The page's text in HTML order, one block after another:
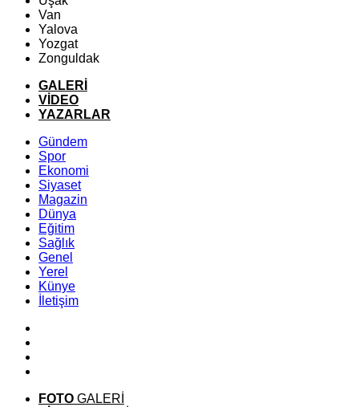
Van
Yalova
Yozgat
Zonguldak
GALERİ
VİDEO
YAZARLAR
Gündem
Spor
Ekonomi
Siyaset
Magazin
Dünya
Eğitim
Sağlık
Genel
Yerel
Künye
İletişim
FOTO GALERİ